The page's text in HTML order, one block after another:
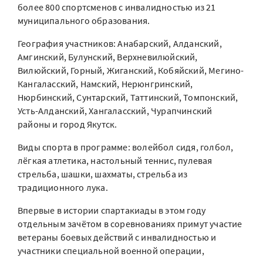
более 800 спортсменов с инвалидностью из 21
муниципального образования.
География участников: Анабарский, Алданский,
Амгинский, Булунский, Верхневилюйский,
Вилюйский, Горный, Жиганский, Кобяйский, Мегино-
Кангаласский, Намский, Нерюнгринский,
Нюрбинский, Сунтарский, Таттинский, Томпонский,
Усть-Алданский, Хангаласский, Чурапчинский
районы и город Якутск.
Виды спорта в программе: волейбол сидя, голбол,
лёгкая атлетика, настольный теннис, пулевая
стрельба, шашки, шахматы, стрельба из
традиционного лука.
Впервые в истории спартакиады в этом году
отдельным зачётом в соревнованиях примут участие
ветераны боевых действий с инвалидностью и
участники специальной военной операции,